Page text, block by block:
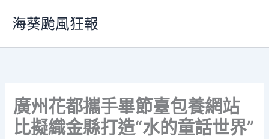
要
海葵颱風狂報
​廣州花都攜手畢節臺包養網站
比擬織金縣打造“水的童話世界”